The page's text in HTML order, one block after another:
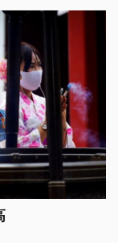
人數增加不